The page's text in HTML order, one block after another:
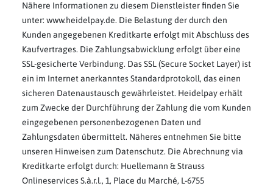
Nähere Informationen zu diesem Dienstleister finden Sie
unter: www.heidelpay.de. Die Belastung der durch den
Kunden angegebenen Kreditkarte erfolgt mit Abschluss des
Kaufvertrages. Die Zahlungsabwicklung erfolgt über eine
SSL-gesicherte Verbindung. Das SSL (Secure Socket Layer) ist
ein im Internet anerkanntes Standardprotokoll, das einen
sicheren Datenaustausch gewährleistet. Heidelpay erhält
zum Zwecke der Durchführung der Zahlung die vom Kunden
eingegebenen personenbezogenen Daten und
Zahlungsdaten übermittelt. Näheres entnehmen Sie bitte
unseren Hinweisen zum Datenschutz. Die Abrechnung via
Kreditkarte erfolgt durch: Huellemann & Strauss
Onlineservices S.à.r.l., 1, Place du Marché, L-6755